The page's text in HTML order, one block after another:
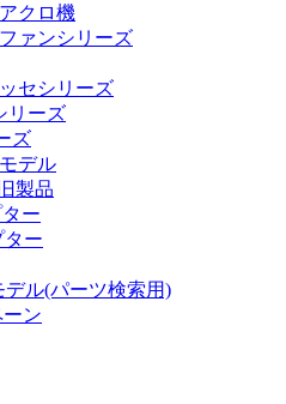
クロ機
ァンシリーズ
セシリーズ
リーズ
ズ
デル
製品
ー
ター
デル(パーツ検索用)
ン